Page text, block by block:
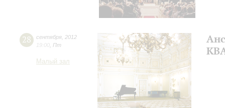
28 сентября 2012
19:00 Пт
Малый зал